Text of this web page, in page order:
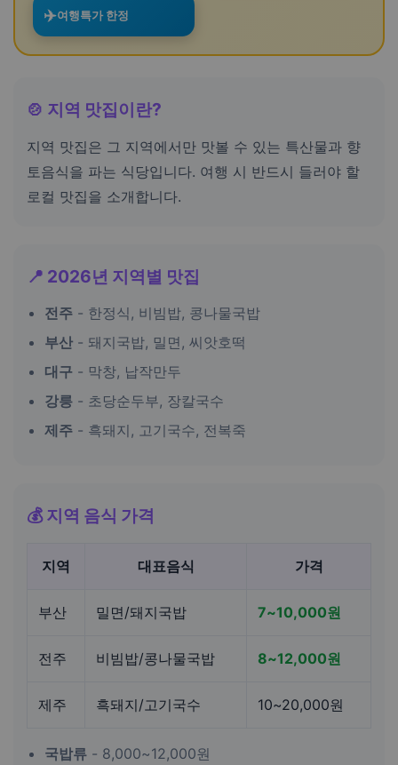
✈️여행특가 한정
🍲 지역 맛집이란?
지역 맛집은 그 지역에서만 맛볼 수 있는 특산물과 향
토음식을 파는 식당입니다. 여행 시 반드시 들러야 할
로컬 맛집을 소개합니다.
📍 2026년 지역별 맛집
전주 - 한정식, 비빔밥, 콩나물국밥
부산 - 돼지국밥, 밀면, 씨앗호떡
대구 - 막창, 납작만두
강릉 - 초당순두부, 장칼국수
제주 - 흑돼지, 고기국수, 전복죽
💰 지역 음식 가격
지역 대표음식 가격
부산 밀면/돼지국밥 7~10,000원
전주 비빔밥/콩나물국밥 8~12,000원
제주 흑돼지/고기국수 10~20,000원
국밥류 - 8,000~12,000원